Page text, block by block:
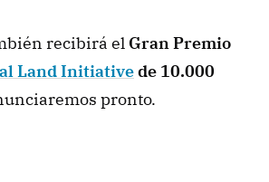
recibirá el Gran Premio
Land Initiative de 10.000
pronto.